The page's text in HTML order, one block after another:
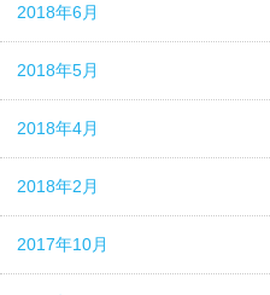
2018年6月
2018年5月
2018年4月
2018年2月
2017年10月